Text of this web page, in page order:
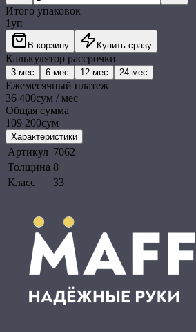
Итого упаковок
1уп
В корзину Купить сразу
Калькулятор рассрочки
3 мес 6 мес 12 мес 24 мес
Ежемесячный платеж
36 400сум / мес
Общая сумма
109 200сум
Характеристики
Артикул 7062
Толщина 8
Класс
33